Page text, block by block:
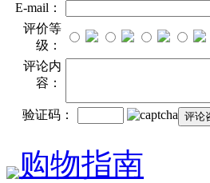
E-mail：
评价等
级：
评论内
容：
验证码：
购物指南